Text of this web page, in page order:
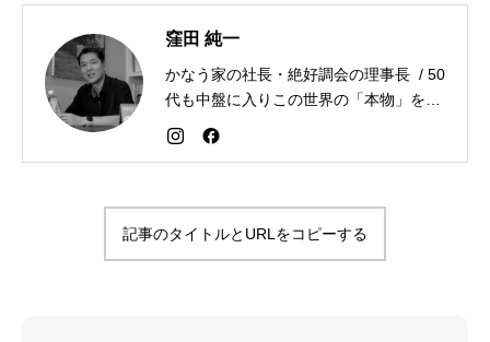
窪田 純一
かなう家の社長・絶好調会の理事長 / 50
代も中盤に入りこの世界の「本物」を追
求しながら「感謝が人生を変える」こと
を広める生き方を目指している。好きな
記事のタイトルとURLをコピーする